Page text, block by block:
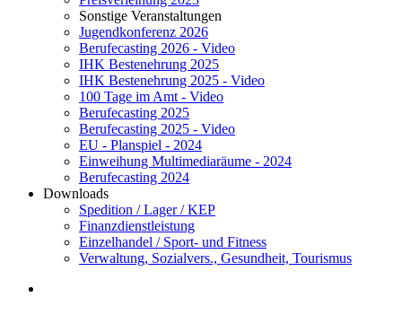
Sonstige Veranstaltungen
Jugendkonferenz 2026
Berufecasting 2026 - Video
IHK Bestenehrung 2025
IHK Bestenehrung 2025 - Video
100 Tage im Amt - Video
Berufecasting 2025
Berufecasting 2025 - Video
EU - Planspiel - 2024
Einweihung Multimediaräume - 2024
Berufecasting 2024
Downloads
Spedition / Lager / KEP
Finanzdienstleistung
Einzelhandel / Sport- und Fitness
Verwaltung, Sozialvers., Gesundheit, Tourismus